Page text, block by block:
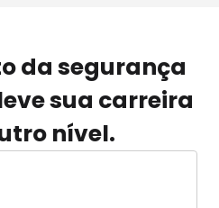
da segurança
sua carreira
nível.